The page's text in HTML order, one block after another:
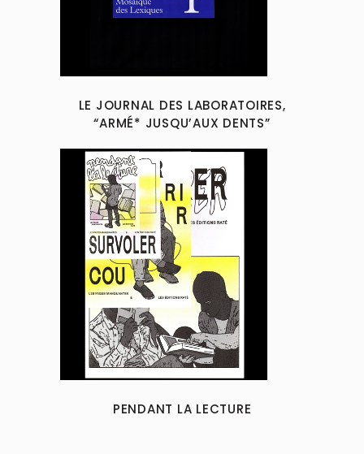
LE JOURNAL DES LABORATOIRES,
“ARMÉ* JUSQU’AUX DENTS”
PENDANT LA LECTURE